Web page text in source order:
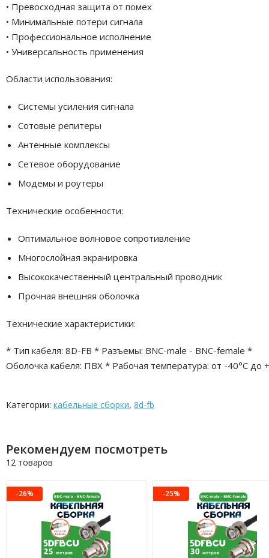
• Превосходная защита от помех
• Минимальные потери сигнала
• Профессиональное исполнение
• Универсальность применения
Области использования:
Системы усиления сигнала
Сотовые репитеры
Антенные комплексы
Сетевое оборудование
Модемы и роутеры
Технические особенности:
Оптимальное волновое сопротивление
Многослойная экранировка
Высококачественный центральный проводник
Прочная внешняя оболочка
Технические характеристики:
* Тип кабеля: 8D-FB * Разъемы: BNC-male - BNC-female *
Оболочка кабеля: ПВХ * Рабочая температура: от -40°C до
Категории: кабельные сборки, 8d-fb
Рекомендуем посмотреть
12 товаров
-26% -25%